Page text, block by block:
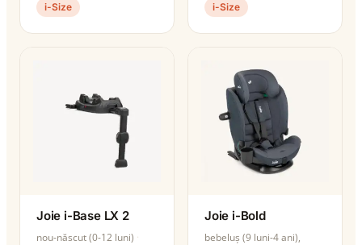
i-Size i-Size
Joie i-Base LX 2
nou-născut (0-12 luni)
Joie i-Bold
bebeluș (9 luni-4 ani),